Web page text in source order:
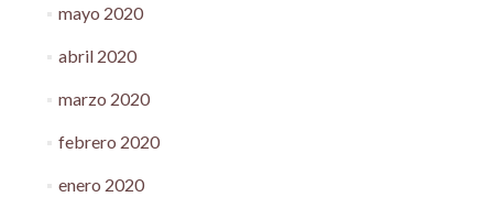
mayo 2020
abril 2020
marzo 2020
febrero 2020
enero 2020